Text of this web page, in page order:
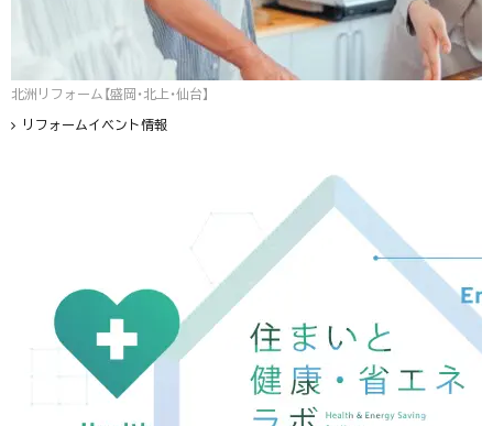
北洲リフォーム【盛岡・北上・仙台】
リフォームイベント情報